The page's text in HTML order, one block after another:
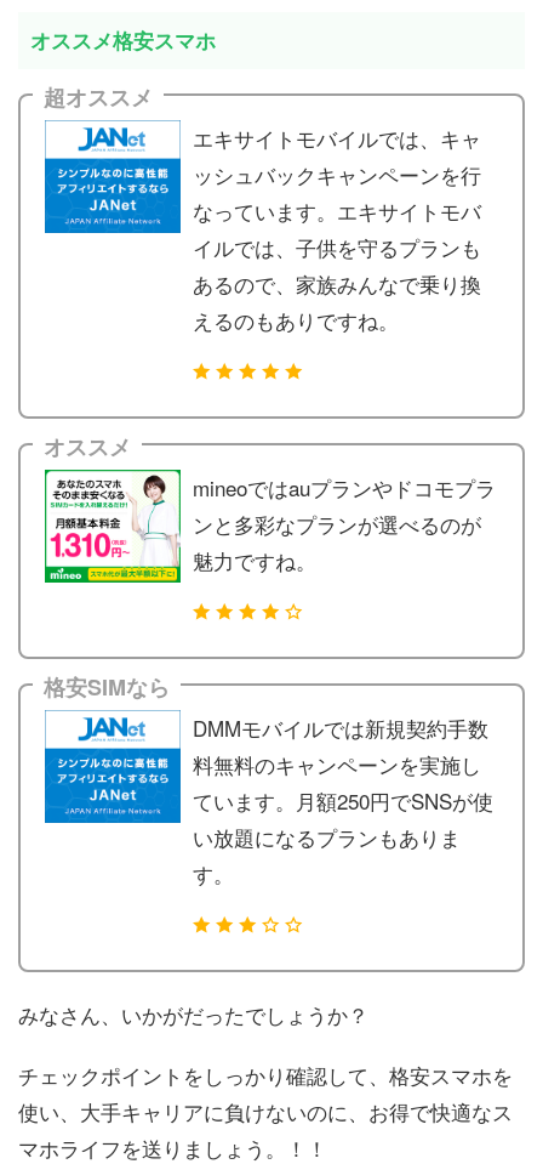
オススメ格安スマホ
超オススメ
エキサイトモバイルでは、キャ
ッシュバックキャンペーンを行
なっています。エキサイトモバ
イルでは、子供を守るプランも
あるので、家族みんなで乗り換
えるのもありですね。
オススメ
mineoではauプランやドコモプラ
ンと多彩なプランが選べるのが
魅力ですね。
格安SIMなら
DMMモバイルでは新規契約手数
料無料のキャンペーンを実施し
ています。月額250円でSNSが使
い放題になるプランもありま
す。
みなさん、いかがだったでしょうか？
チェックポイントをしっかり確認して、格安スマホを
使い、大手キャリアに負けないのに、お得で快適なス
マホライフを送りましょう。！！